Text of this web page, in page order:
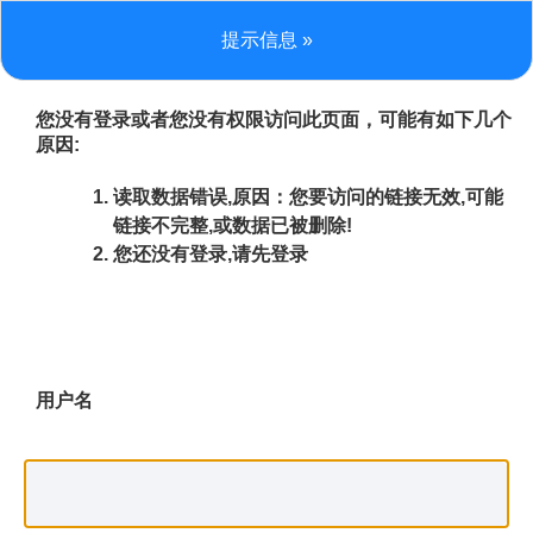
提示信息 »
您没有登录或者您没有权限访问此页面，可能有如下几个
原因:
读取数据错误,原因：您要访问的链接无效,可能
链接不完整,或数据已被删除!
您还没有登录,请先登录
用户名